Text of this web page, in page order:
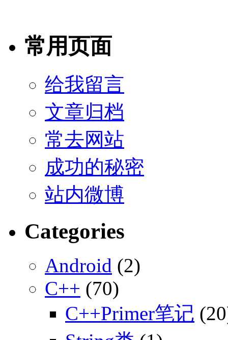
常用页面
给我留言
文章归档
常去网站
成功的秘密
站内微博
Categories
Android (2)
C++ (70)
C++Primer笔记